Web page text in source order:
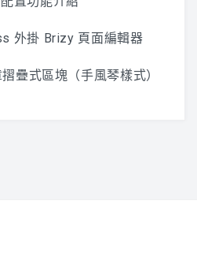
外掛 Brizy 頁面編輯器
疊式區塊（手風琴樣式）